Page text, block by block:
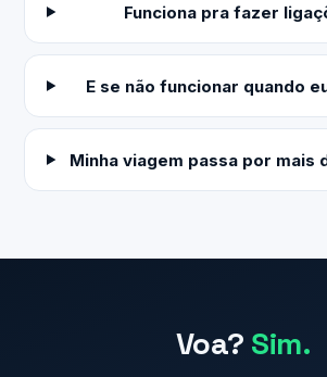
Funciona pra fazer
E se não funcionar quando
Minha viagem passa por mais
Voa? Sim.